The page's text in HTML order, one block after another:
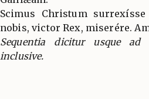
Scimus Christum
nobis, victor Rex, miserére.
Sequentia dicitur usque
inclusive.